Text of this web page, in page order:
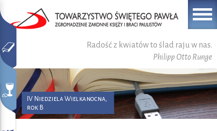
Radość z kwiatów to ślad raju w nas.
Philipp Otto Runge
IV Niedziela Wielkanocna,
rok B